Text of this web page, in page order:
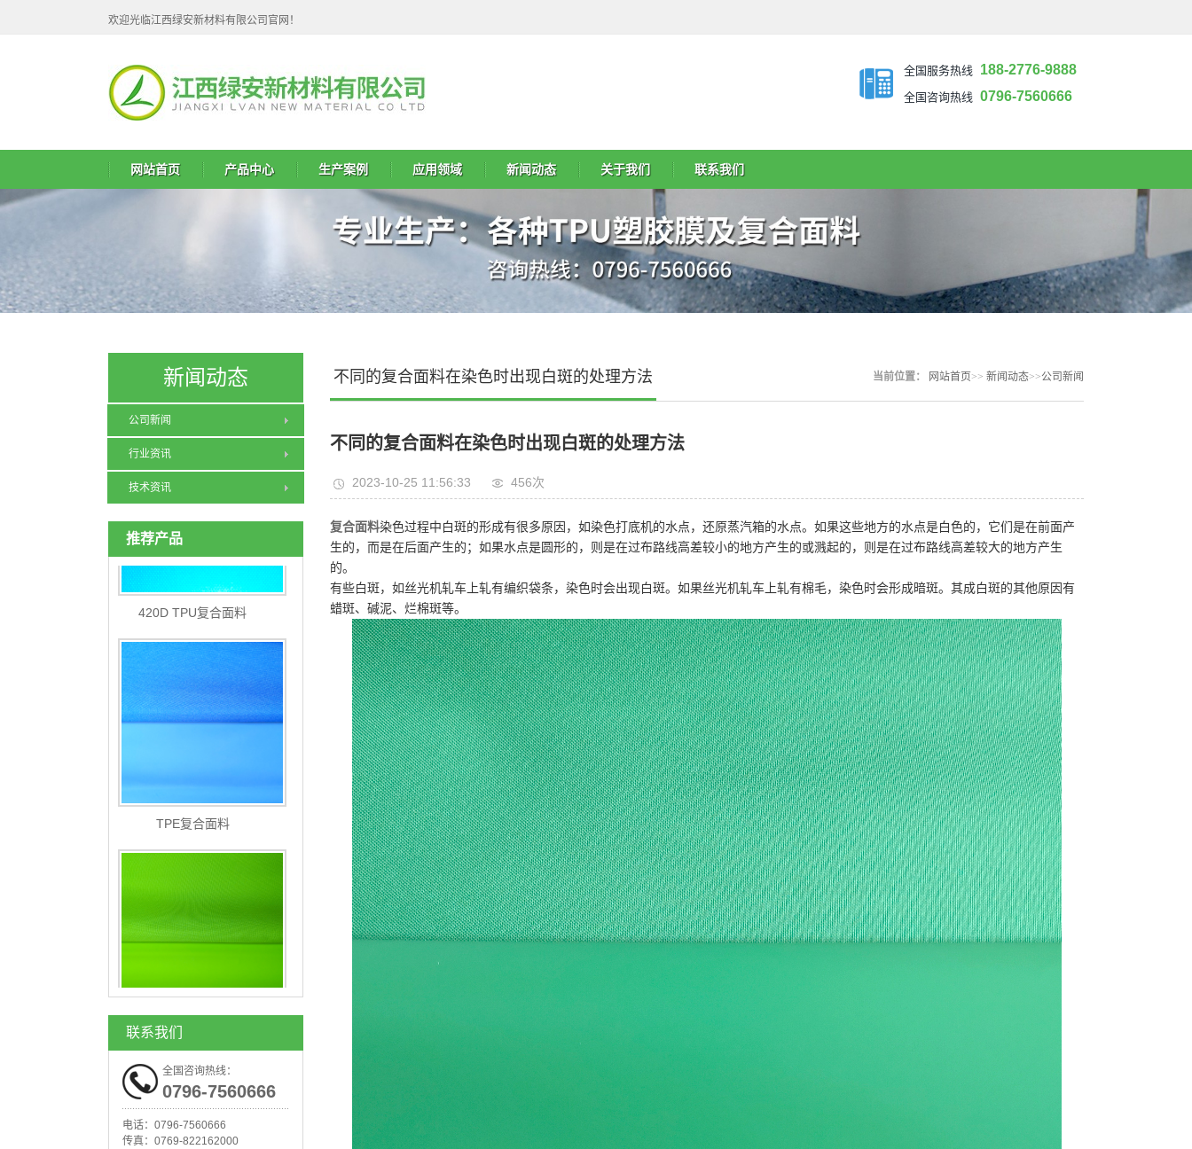
欢迎光临江西绿安新材料有限公司官网！
全国服务热线 188-2776-9888
全国咨询热线 0796-7560666
网站首页 产品中心 生产案例 应用领域 新闻动态 关于我们 联系我们
新闻动态
公司新闻
行业资讯
技术资讯
推荐产品
TPE复合面料
420D TPU复合面料
TPE复合面料
TPE复合面料
联系我们
全国咨询热线：
0796-7560666
电话： 0796-7560666
传真： 0769-822162000
不同的复合面料在染色时出现白斑的处理方法 当前位置： 网站首页>> 新闻动态>>公司新闻
不同的复合面料在染色时出现白斑的处理方法
2023-10-25 11:56:33 456次
复合面料染色过程中白斑的形成有很多原因，如染色打底机的水点，还原蒸汽箱的水点。如果这些地方的水点是白色的，它们是在前面产
生的，而是在后面产生的；如果水点是圆形的，则是在过布路线高差较小的地方产生的或溅起的，则是在过布路线高差较大的地方产生
的。
有些白斑，如丝光机轧车上轧有编织袋条，染色时会出现白斑。如果丝光机轧车上轧有棉毛，染色时会形成暗斑。其成白斑的其他原因有
蜡斑、碱泥、烂棉斑等。